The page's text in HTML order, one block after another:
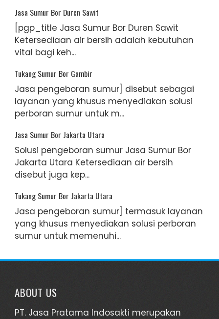
Jasa Sumur Bor Duren Sawit
[pgp_title Jasa Sumur Bor Duren Sawit
Ketersediaan air bersih adalah kebutuhan
vital bagi keh...
Tukang Sumur Bor Gambir
Jasa pengeboran sumur] disebut sebagai
layanan yang khusus menyediakan solusi
perboran sumur untuk m...
Jasa Sumur Bor Jakarta Utara
Solusi pengeboran sumur Jasa Sumur Bor
Jakarta Utara Ketersediaan air bersih
disebut juga kep...
Tukang Sumur Bor Jakarta Utara
Jasa pengeboran sumur] termasuk layanan
yang khusus menyediakan solusi perboran
sumur untuk memenuhi...
ABOUT US
PT. Jasa Pratama Indosakti merupakan